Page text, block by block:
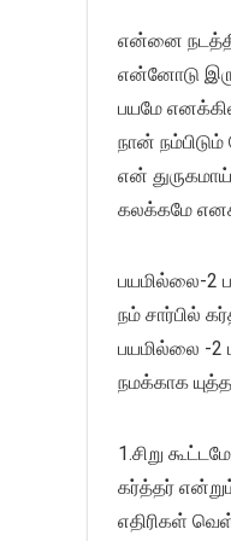
என்னை
என்னோடு
பயமே
நான்
என்
கலக்கமே
பயமில்லை-2
நம் சார்பில்
பயமில்லை -2
நமக்காக
1.சிறு
கர்த்தர்
எதிரிகள்